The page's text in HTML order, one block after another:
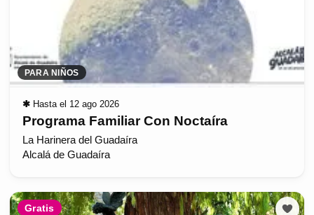
PARA NIÑOS
✱ Hasta el 12 ago 2026
Programa Familiar Con Noctaíra
La Harinera del Guadaíra
Alcalá de Guadaíra
Gratis